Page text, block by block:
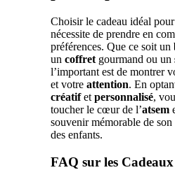
Choisir le cadeau idéal
nécessite de prendre en
préférences. Que ce soit un
un coffret gourmand ou un
l’important est de montrer
et votre attention. En
créatifet personnalisé,
toucher le cœur de l’atsem
souvenir mémorable de son
des enfants.
FAQ sur les